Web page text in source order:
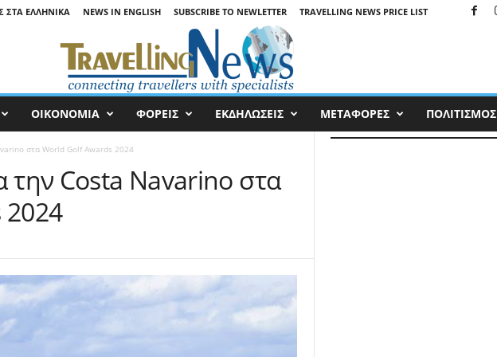
ΣΤΑ ΕΛΛΗΝΙΚΆ NEWS IN ENGLISH SUBSCRIBE TO NEWLETTER TRAVELLING NEWS PRICE LIST
ΟΙΚΟΝΟΜΙΑ ΦΟΡΕΙΣ ΕΚΔΗΛΩΣΕΙΣ ΜΕΤΑΦΟΡΕΣ ΠΟΛΙΤΙΣΜΟΣ
στα World Golf Awards 2024
την Costa Navarino στα